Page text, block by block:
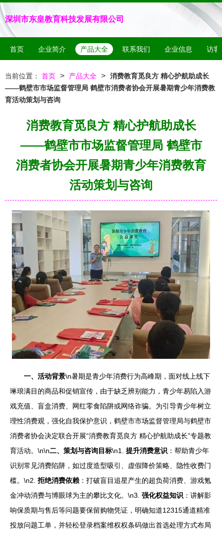
深圳市东皇教育科技发展有限公司
首页 企业简介 产品大全 联系我们 企业信息 访客
当前位置： 首页 > 产品大全 > 消费教育觅良方 精心护航助成长
——鹤壁市市场监督管理局 鹤壁市消费者协会开展暑期青少年消费教
育活动策划与咨询
消费教育觅良方 精心护航助成长
——鹤壁市市场监督管理局 鹤壁市
消费者协会开展暑期青少年消费教育
活动策划与咨询
一、活动背景\n暑期是青少年消费行为高峰期，面对线上线下
琳琅满目的商品和促销宣传，由于缺乏辨别能力，青少年易陷入游
戏充值、盲盒消费、网红零食陷阱或网络诈骗。为引导青少年树立
理性消费观，强化自我保护意识，鹤壁市市场监督管理局与鹤壁市
消费者协会决定联合开展“消费教育觅良方 精心护航助成长”专题教
育活动。\n\n二、策划与咨询目标\n1. 提升消费意识 ：帮助青少年
识别常见消费陷阱，如过度造型吸引、虚假降价策略、隐性收费门
槛。\n2. 拒绝消费依赖 ：打破盲目追星产生的超负荷消费、游戏氪
金冲动消费与博眼球为主的攀比文化。\n3. 强化权益知识 ：讲解影
响保质期与售后等问题要保留购物凭证，明确知道12315通道精准
投放问题工单，并轻松登录档案维权权条码做出首选处理方式布局